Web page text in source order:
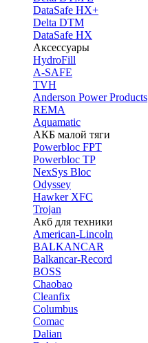
DataSafe HX+
Delta DTM
DataSafe HX
Аксессуары
HydroFill
A-SAFE
TVH
Anderson Power Products
REMA
Aquamatic
АКБ малой тяги
Powerbloc FPT
Powerbloc TP
NexSys Bloc
Odyssey
Hawker XFC
Trojan
Акб для техники
American-Lincoln
BALKANCAR
Balkancar-Record
BOSS
Chaobao
Cleanfix
Columbus
Comac
Dalian